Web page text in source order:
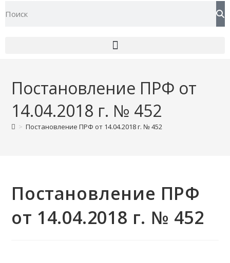
Постановление ПРФ от
14.04.2018 г. № 452
> Постановление ПРФ от 14.04.2018 г. № 452
Постановление ПРФ
от 14.04.2018 г. № 452